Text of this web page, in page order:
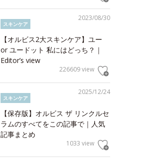
2023/08/30
スキンケア
【オルビス2大スキンケア】ユー
or ユードット 私にはどっち？｜
Editor’s view
226609 view
2025/12/24
スキンケア
【保存版】オルビス ザ リンクルセ
ラムのすべてをこの記事で｜人気
記事まとめ
1033 view